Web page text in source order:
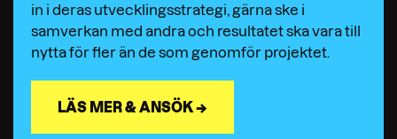
in i deras utvecklingsstrategi, gärna ske i
samverkan med andra och resultatet ska vara till
nytta för fler än de som genomför projektet.
LÄS MER & ANSÖK →